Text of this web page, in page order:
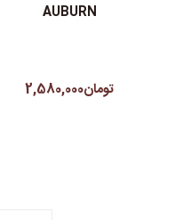
AUBURN
تومان2,580,000